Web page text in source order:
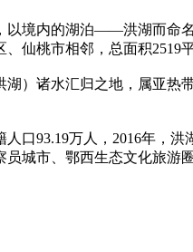
内的湖泊——洪湖而命名
仙桃市相邻，总面积2519平
）诸水汇归之地，属亚
口93.19万人，2016年，
城市、鄂西生态文化旅游